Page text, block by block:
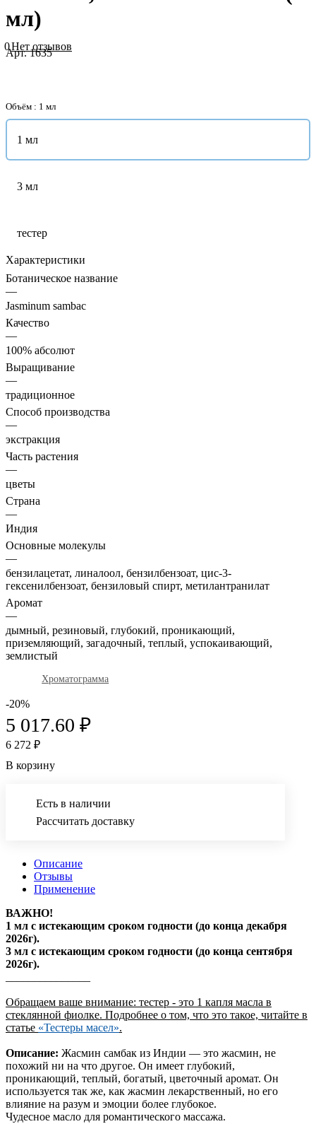
мл)
0Нет отзывов
Арт.1635
Объём : 1 мл
1 мл
3 мл
тестер
Характеристики
Ботаническое название
—
Jasminum sambac
Качество
—
100% абсолют
Выращивание
—
традиционное
Способ производства
—
экстракция
Часть растения
—
цветы
Страна
—
Индия
Основные молекулы
—
бензилацетат, линалоол, бензилбензоат, цис-3-
гексенилбензоат, бензиловый спирт, метилантранилат
Аромат
—
дымный, резиновый, глубокий, проникающий,
приземляющий, загадочный, теплый, успокаивающий,
землистый
Хроматограмма
-20%
5 017.60 ₽
6 272 ₽
В корзину
Есть в наличии
Рассчитать доставку
Описание
Отзывы
Применение
ВАЖНО!
1 мл с истекающим сроком годности (до конца декабря
2026г).
3 мл с истекающим сроком годности (до конца сентября
2026г).
Обращаем ваше внимание: тестер - это 1 капля масла в
стеклянной фиолке. Подробнее о том, что это такое, читайте в
статье «Тестеры масел».
Описание: Жасмин самбак из Индии — это жасмин, не
похожий ни на что другое. Он имеет глубокий,
проникающий, теплый, богатый, цветочный аромат. Он
используется так же, как жасмин лекарственный, но его
влияние на разум и эмоции более глубокое.
Чудесное масло для романтического массажа.